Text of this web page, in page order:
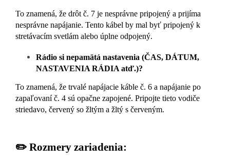
To znamená, že drôt č. 7 je nesprávne pripojený a prijíma
nesprávne napájanie. Tento kábel by mal byť pripojený k
stretávacím svetlám alebo úplne odpojený.
Rádio si nepamätá nastavenia (ČAS, DÁTUM,
NASTAVENIA RÁDIA atď.)?
To znamená, že trvalé napájacie káble č. 6 a napájanie po
zapaľovaní č. 4 sú opačne zapojené. Pripojte tieto vodiče
striedavo, červený so žltým a žltý s červeným.
✏️ Rozmery zariadenia: